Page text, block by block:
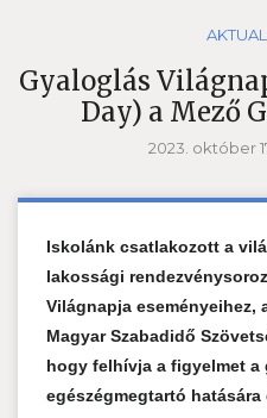
Gyaloglás
Day) a Mező
2023. október
Iskolánk csatlakozott a
lakossági
Világnapja eseményeihez,
Magyar Szabadidő
hogy felhívja a figyelmet a
egészégmegtartó